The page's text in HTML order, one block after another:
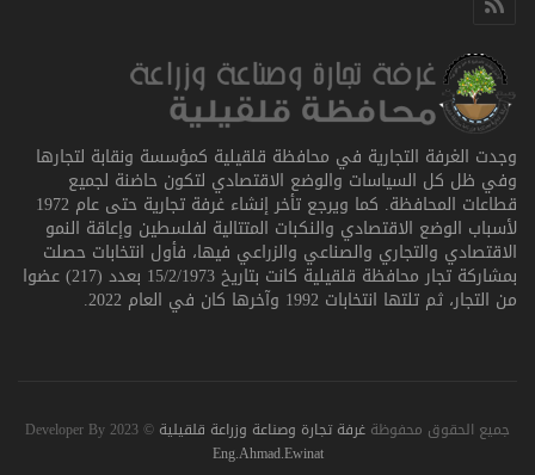
وجدت الغرفة التجارية في محافظة قلقيلية كمؤسسة ونقابة لتجارها
وفي ظل كل السياسات والوضع الاقتصادي لتكون حاضنة لجميع
قطاعات المحافظة. كما ويرجع تأخر إنشاء غرفة تجارية حتى عام 1972
لأسباب الوضع الاقتصادي والنكبات المتتالية لفلسطين وإعاقة النمو
الاقتصادي والتجاري والصناعي والزراعي فيها، فأول انتخابات حصلت
بمشاركة تجار محافظة قلقيلية كانت بتاريخ 15/2/1973 بعدد (217) عضوا
من التجار، ثم تلتها انتخابات 1992 وآخرها كان في العام 2022.
جميع الحقوق محفوظة غرفة تجارة وصناعة وزراعة قلقيلية © 2023 Developer By
Eng.Ahmad.Ewinat